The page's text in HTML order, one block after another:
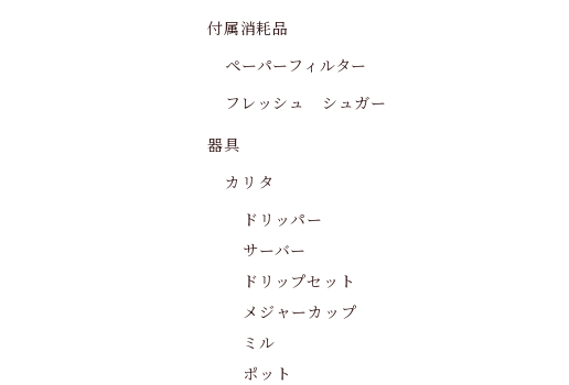
付属消耗品
ペーパーフィルター
フレッシュ シュガー
器具
カリタ
ドリッパー
サーバー
ドリップセット
メジャーカップ
ミル
ポット